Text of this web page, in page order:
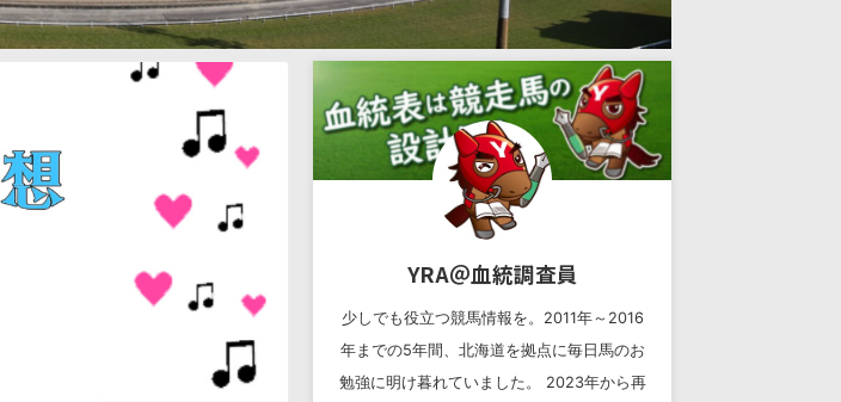
YRA＠血統調査員
少しでも役立つ競馬情報を。2011年～2016
年までの5年間、北海道を拠点に毎日馬のお
勉強に明け暮れていました。 2023年から再